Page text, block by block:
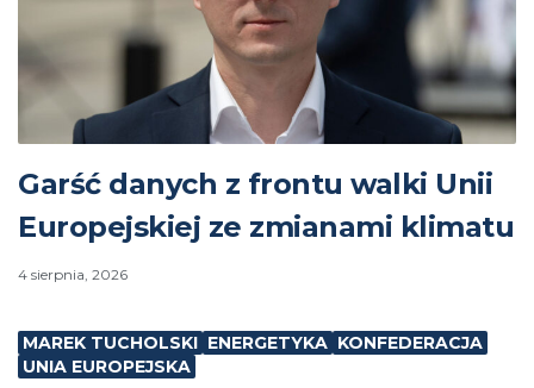
Garść danych z frontu walki Unii
Europejskiej ze zmianami klimatu
4 sierpnia, 2026
MAREK TUCHOLSKI ENERGETYKA KONFEDERACJA
UNIA EUROPEJSKA